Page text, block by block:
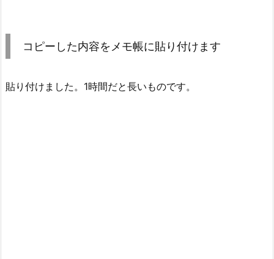
コピーした内容をメモ帳に貼り付けます
貼り付けました。1時間だと長いものです。